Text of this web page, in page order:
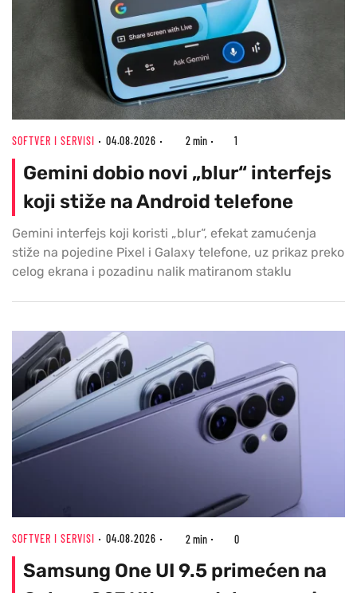
SOFTVER I SERVISI 04.08.2026 2 min 1
Gemini dobio novi „blur“ interfejs
koji stiže na Android telefone
Gemini interfejs koji koristi „blur“, efekat zamućenja
stiže na pojedine Pixel i Galaxy telefone, uz prikaz preko
celog ekrana i pozadinu nalik matiranom staklu
SOFTVER I SERVISI 04.08.2026 2 min 0
Samsung One UI 9.5 primećen na